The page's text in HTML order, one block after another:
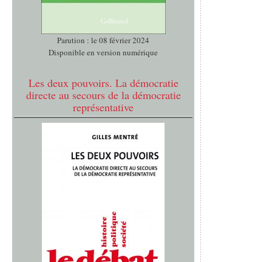
Parution : le 08 février 2024
Disponible en version numérique
Les deux pouvoirs. La démocratie
directe au secours de la démocratie
représentative